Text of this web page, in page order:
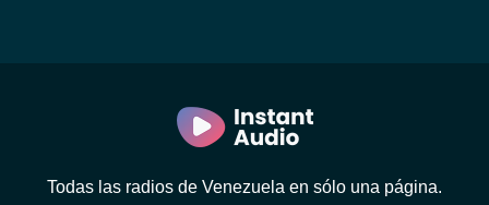
Todas las radios de Venezuela en sólo una página.